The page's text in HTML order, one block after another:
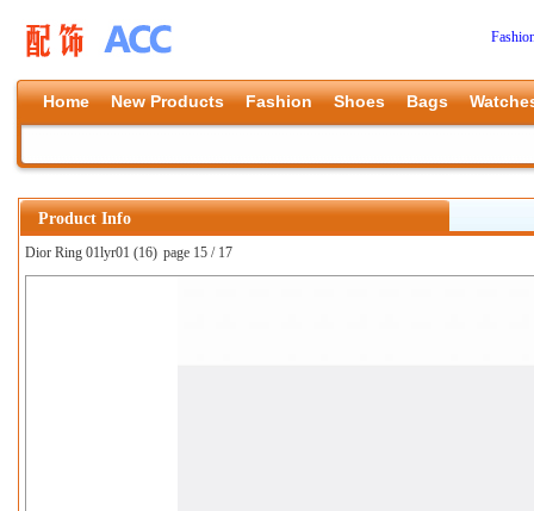
Home New Products Fashion Shoes Bags
Product Info
Dior Ring 01lyr01 (16) page 15 / 17